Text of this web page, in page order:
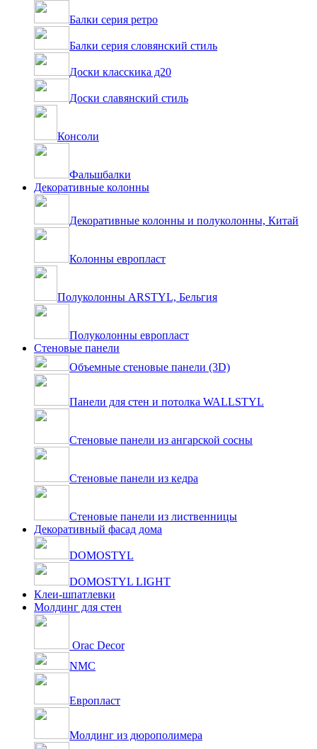
Балки серия ретро
Балки серия словянский стиль
Доски класскика д20
Доски славянский стиль
Консоли
Фальшбалки
Декоративные колонны
Декоративные колонны и полуколонны, Китай
Колонны европласт
Полуколонны ARSTYL, Бельгия
Полуколонны европласт
Стеновые панели
Объемные стеновые панели (3D)
Панели для стен и потолка WALLSTYL
Стеновые панели из ангарской сосны
Стеновые панели из кедра
Стеновые панели из лиственницы
Декоративный фасад дома
DOMOSTYL
DOMOSTYL LIGHT
Клеи-шпатлевки
Молдинг для стен
Orac Decor
NMC
Европласт
Молдинг из дюрополимера